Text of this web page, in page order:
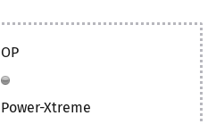
OP
Power-Xtreme